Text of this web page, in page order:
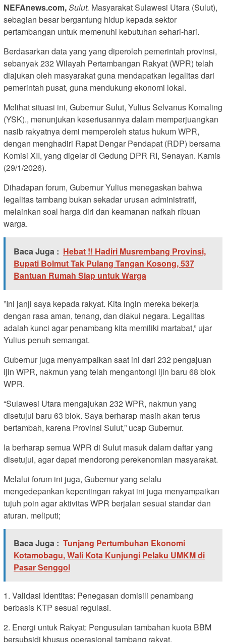
NEFAnews.com,Sulut. Masyarakat Sulawesi Utara (Sulut),
sebagian besar bergantung hidup kepada sektor
pertambangan untuk memenuhi kebutuhan sehari-hari.
Berdasarkan data yang yang diperoleh pemerintah provinsi,
sebanyak 232 Wilayah Pertambangan Rakyat (WPR) telah
diajukan oleh masyarakat guna mendapatkan legalitas dari
pemerintah pusat, guna mendukung ekonomi lokal.
Melihat situasi ini, Gubernur Sulut, Yulius Selvanus Komaling
(YSK)., menunjukan keseriusannya dalam memperjuangkan
nasib rakyatnya demi memperoleh status hukum WPR,
dengan menghadiri Rapat Dengar Pendapat (RDP) bersama
Komisi XII, yang digelar di Gedung DPR RI, Senayan. Kamis
(29/1/2026).
Dihadapan forum, Gubernur Yulius menegaskan bahwa
legalitas tambang bukan sekadar urusan administratif,
melainkan soal harga diri dan keamanan nafkah ribuan
warga.
Baca Juga : Hebat !! Hadiri Musrembang Provinsi,
Bupati Bolmut Tak Pulang Tangan Kosong, 537
Bantuan Rumah Siap untuk Warga
”Ini janji saya kepada rakyat. Kita ingin mereka bekerja
dengan rasa aman, tenang, dan diakui negara. Legalitas
adalah kunci agar penambang kita memiliki martabat,” ujar
Yulius penuh semangat.
Gubernur juga menyampaikan saat ini dari 232 pengajuan
ijin WPR, nakmun yang telah mengantongi ijin baru 68 blok
WPR.
“Sulawesi Utara mengajukan 232 WPR, nakmun yang
disetujui baru 63 blok. Saya berharap masih akan terus
bertambah, karena Provinsi Sulut,” ucap Gubernur.
Ia berharap semua WPR di Sulut masuk dalam daftar yang
disetujui, agar dapat mendorong perekenomian masyarakat.
Melalui forum ini juga, Gubernur yang selalu
mengedepankan kepentingan rakyat ini juga menyampaikan
tujuh poin agar aktivitas WPR berjalan sesuai standar dan
aturan. meliputi;
Baca Juga : Tunjang Pertumbuhan Ekonomi
Kotamobagu, Wali Kota Kunjungi Pelaku UMKM di
Pasar Senggol
1. Validasi Identitas: Penegasan domisili penambang
berbasis KTP sesuai regulasi.
2. Energi untuk Rakyat: Pengusulan tambahan kuota BBM
bersubsidi khusus operasional tambang rakyat.